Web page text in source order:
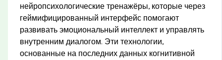
нейропсихологические тренажёры, которые через
геймифицированный интерфейс помогают
развивать эмоциональный интеллект и управлять
внутренним диалогом. Эти технологии,
основанные на последних данных когнитивной